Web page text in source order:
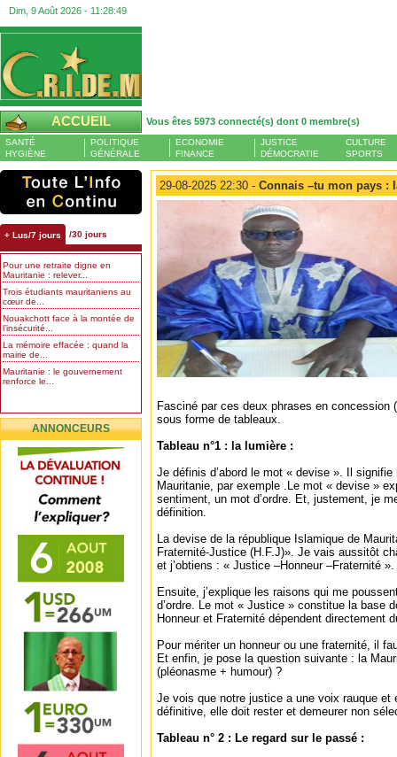
Dim, 9 Août 2026 - 11:28:50
ACCUEIL Vous êtes 5973 connecté(s) dont 0 membre(s)
SANTÉ
HYGIÈNE
POLITIQUE
GÉNÉRALE
ECONOMIE
FINANCE
JUSTICE
DÉMOCRATIE
CULTURE
SPORTS
+ Lus/7 jours /30 jours
Pour une retraite digne en
Mauritanie : relever...
Trois étudiants mauritaniens au
cœur de...
Nouakchott face à la montée de
l’insécurité...
La mémoire effacée : quand la
mairie de...
Mauritanie : le gouvernement
renforce le...
ANNONCEURS
29-08-2025 22:30 - Connais –tu mon pays :
Fasciné par ces deux phrases en concession
sous forme de tableaux.
Tableau n°1 : la lumière :
Je définis d’abord le mot « devise ». Il
Mauritanie, par exemple .Le mot « devise »
sentiment, un mot d’ordre. Et, justement, je
définition.
La devise de la république Islamique de
Fraternité-Justice (H.F.J)». Je vais aussitôt
et j’obtiens : « Justice –Honneur –Fraternité ».
Ensuite, j’explique les raisons qui me
d’ordre. Le mot « Justice » constitue la base
Honneur et Fraternité dépendent directement
Pour mériter un honneur ou une fraternité, il
Et enfin, je pose la question suivante : la
(pléonasme + humour) ?
Je vois que notre justice a une voix rauque et
définitive, elle doit rester et demeurer non
Tableau n° 2 : Le regard sur le passé :